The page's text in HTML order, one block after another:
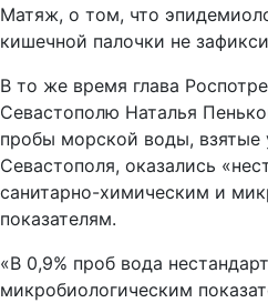
Матяж, о том, что
кишечной палочки не
В то же время глава
Севастополю Наталья
пробы морской воды, взятые
Севастополя, оказались
санитарно-химическим и
показателям.
«В 0,9% проб вода
микробиологическим